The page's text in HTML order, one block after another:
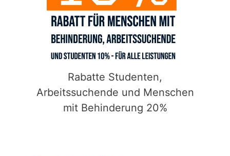
Rabatte Studenten,
Arbeitssuchende und Menschen
mit Behinderung 20%